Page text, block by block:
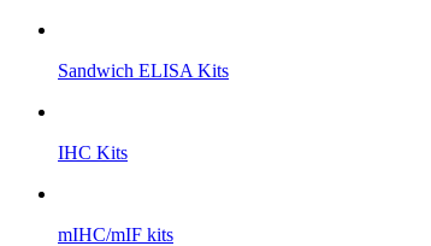
Sandwich ELISA Kits
IHC Kits
mIHC/mIF kits